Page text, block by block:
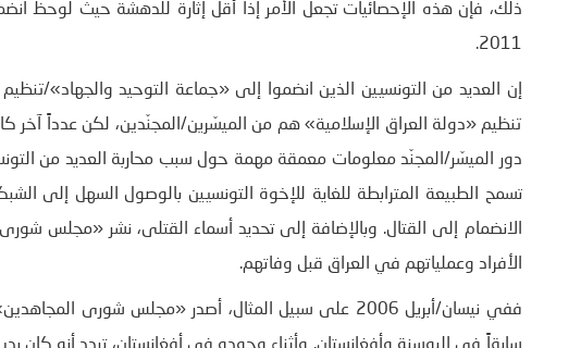
ذلك، فإن هذه الإحصائيات تجعل الأمر إذاً أقل إثارة للدهشة حيث لوحظ
2011.
إن العديد من التونسيين الذين انضموا إلى «جماعة التوحيد والجهاد»/
تنظيم «دولة العراق الإسلامية» هم من الميسّرين/المجنّدين، لكن عدداً آخر
تسمح الطبيعة المترابطة للغاية للإخوة التونسيين بالوصول السهل إلى
الانضمام إلى القتال. وبالإضافة إلى تحديد أسماء القتلى، نشر «مجلس
الأفراد وعملياتهم في العراق قبل وفاتهم.
ففي نيسان/أبريل 2006 على سبيل المثال، أصدر «مجلس شورى